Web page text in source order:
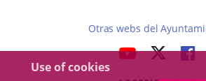
Use of cookies
up
Otras webs del
LINK LINK